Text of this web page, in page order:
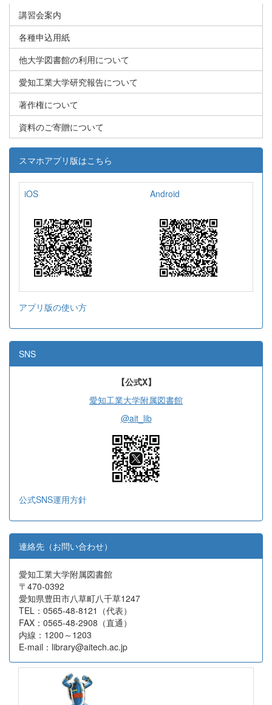
講習会案内
各種申込用紙
他大学図書館の利用について
愛知工業大学研究報告について
著作権について
資料のご寄贈について
スマホアプリ版はこちら
iOS Android
アプリ版の使い方
SNS
【公式X】
愛知工業大学附属図書館
@ait_lib
公式SNS運用方針
連絡先（お問い合わせ）
愛知工業大学附属図書館
〒470-0392
愛知県豊田市八草町八千草1247
TEL：0565-48-8121（代表）
FAX：0565-48-2908（直通）
内線：1200～1203
E-mail：library@aitech.ac.jp